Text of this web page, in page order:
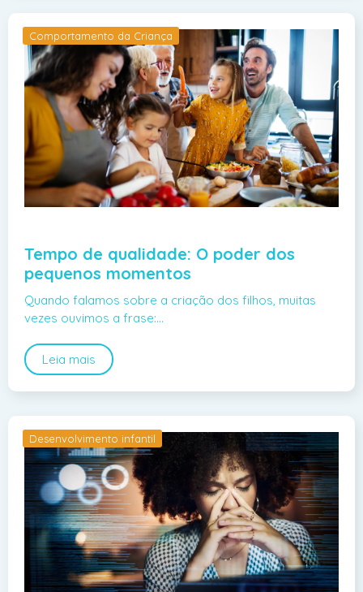
Comportamento da Criança
Tempo de qualidade: O poder dos
pequenos momentos
Quando falamos sobre a criação dos filhos, muitas
vezes ouvimos a frase:…
Leia mais
Desenvolvimento infantil